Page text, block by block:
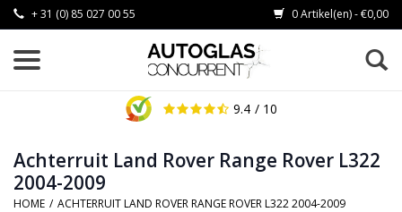
+ 31 (0) 85 027 00 55 0 Artikel(en) - €0,00
9.4 / 10
Achterruit Land Rover Range Rover L322
2004-2009
HOME / ACHTERRUIT LAND ROVER RANGE ROVER L322 2004-2009